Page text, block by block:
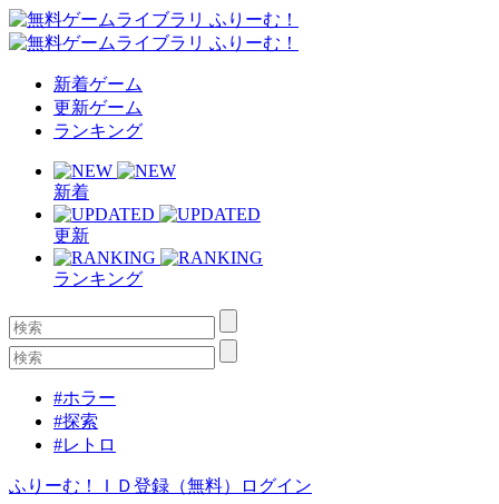
新着ゲーム
更新ゲーム
ランキング
新着
更新
ランキング
#ホラー
#探索
#レトロ
ふりーむ！ＩＤ登録（無料） ログイン